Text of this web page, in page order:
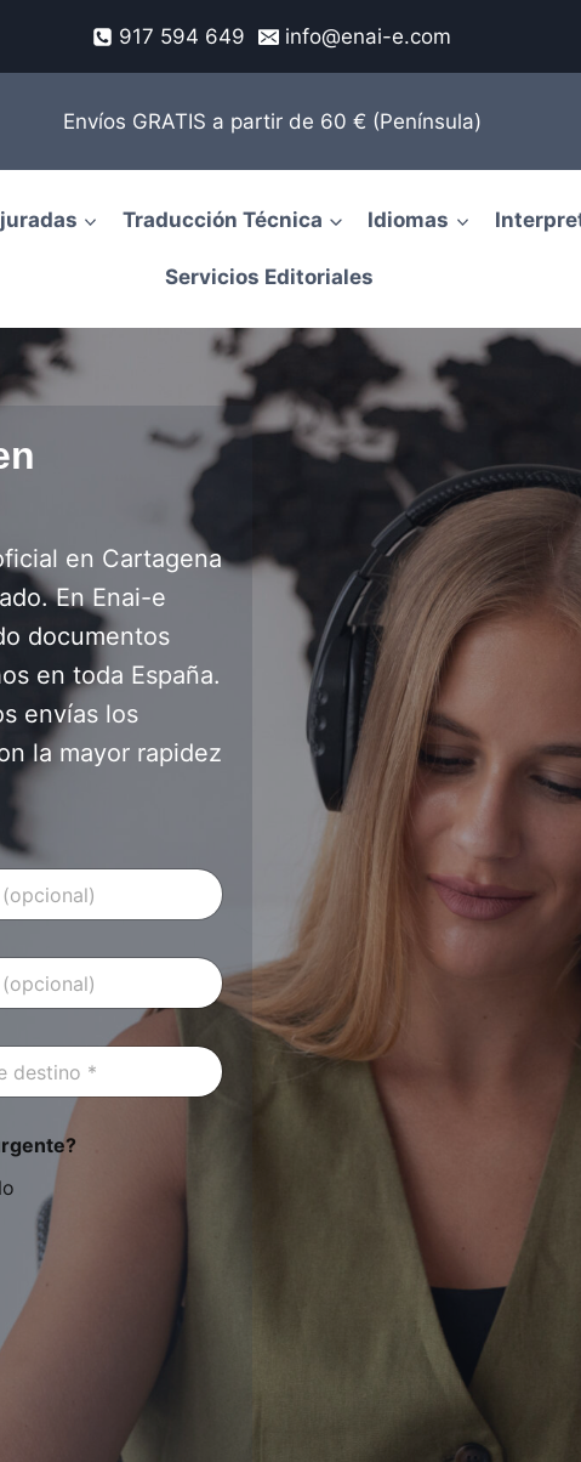
917 594 649 info@enai-e.com
Envíos GRATIS a partir de 60 € (Península)
Traducción Técnica Idiomas
Servicios Editoriales
en Cartagena
En Enai-e
documentos
en toda España.
envías los
la mayor rapidez